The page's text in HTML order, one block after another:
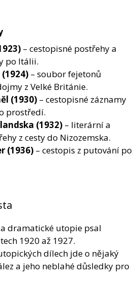
– cestopisné postřehy a
po Itálii.
(1924) – soubor fejetonů
z Velké Británie.
(1930) – cestopisné záznamy
prostředí.
(1932) – literární a
z cesty do Nizozemska.
(1936) – cestopis z putování po
dramatické utopie psal
1920 až 1927.
dílech jde o nějaký
a jeho neblahé důsledky pro